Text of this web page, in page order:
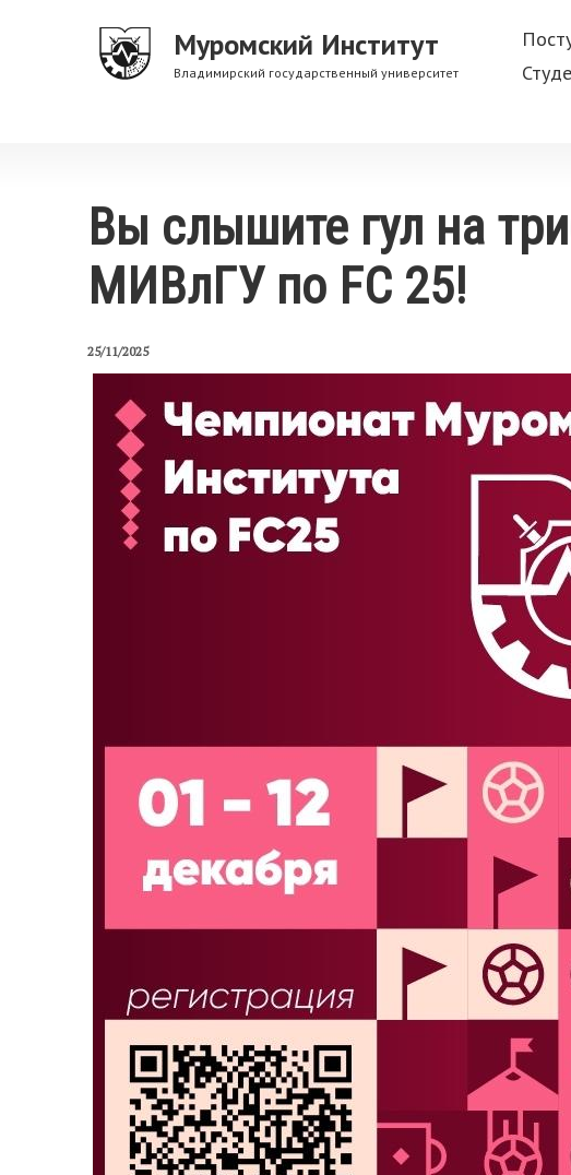
Муромский Институт
Владимирский государственный университет
Вы слышите гул на
МИВлГУ по FC 25!
25/11/2025